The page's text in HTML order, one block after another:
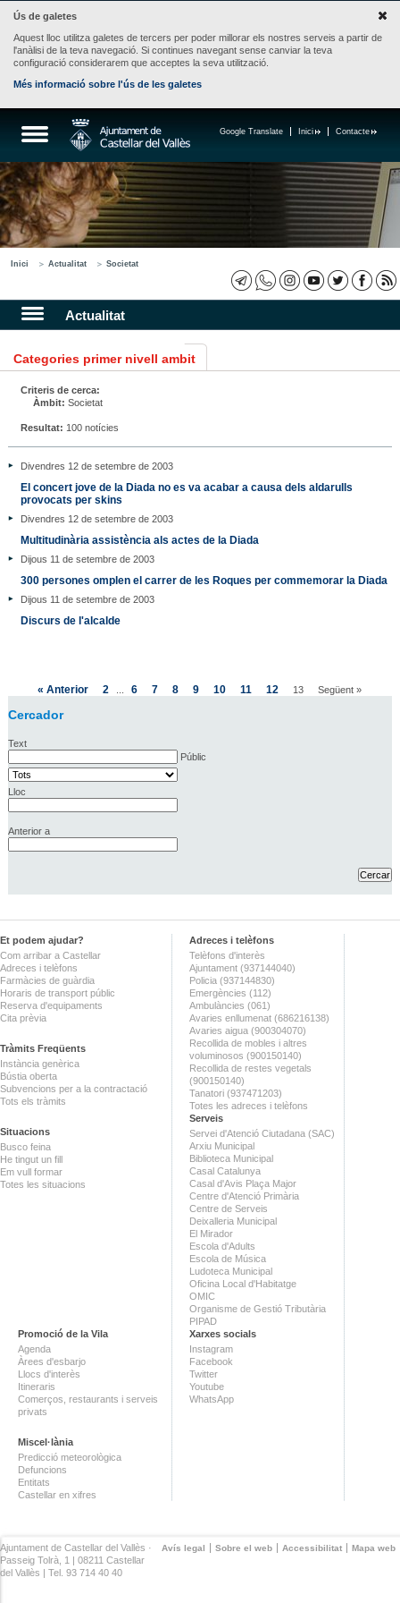
Ús de galetes
Aquest lloc utilitza galetes de tercers per poder millorar els nostres serveis a partir de
l'anàlisi de la teva navegació. Si continues navegant sense canviar la teva
configuració considerarem que acceptes la seva utilització.
Més informació sobre l'ús de les galetes
Contacte
Inici
Google Translate
Inici Actualitat Societat
Actualitat
Categories primer nivell ambit
Criteris de cerca:
Àmbit: Societat
Resultat: 100 notícies
Divendres 12 de setembre de 2003
El concert jove de la Diada no es va acabar a causa dels aldarulls
provocats per skins
Divendres 12 de setembre de 2003
Multitudinària assistència als actes de la Diada
Dijous 11 de setembre de 2003
300 persones omplen el carrer de les Roques per commemorar la Diada
Dijous 11 de setembre de 2003
Discurs de l'alcalde
« Anterior 2 6 7 8 9 10 11 12 13 Següent »
Cercador
Text
Públic
Lloc
Anterior a
Et podem ajudar?
Com arribar a Castellar
Adreces i telèfons
Farmàcies de guàrdia
Horaris de transport públic
Reserva d'equipaments
Cita prèvia
Tràmits Freqüents
Instància genèrica
Bústia oberta
Subvencions per a la contractació
Tots els tràmits
Situacions
Busco feina
He tingut un fill
Em vull formar
Totes les situacions
Adreces i telèfons
Telèfons d'interès
Ajuntament (937144040)
Policia (937144830)
Emergències (112)
Ambulàncies (061)
Avaries enllumenat (686216138)
Avaries aigua (900304070)
Recollida de mobles i altres
voluminosos (900150140)
Recollida de restes vegetals
(900150140)
Tanatori (937471203)
Totes les adreces i telèfons
Serveis
Servei d'Atenció Ciutadana (SAC)
Arxiu Municipal
Biblioteca Municipal
Casal Catalunya
Casal d'Avis Plaça Major
Centre d'Atenció Primària
Centre de Serveis
Deixalleria Municipal
El Mirador
Escola d'Adults
Escola de Música
Ludoteca Municipal
Oficina Local d'Habitatge
OMIC
Organisme de Gestió Tributària
PIPAD
Promoció de la Vila
Agenda
Àrees d'esbarjo
Llocs d'interès
Itineraris
Comerços, restaurants i serveis
privats
Miscel·lània
Predicció meteorològica
Defuncions
Entitats
Castellar en xifres
Xarxes socials
Instagram
Facebook
Twitter
Youtube
WhatsApp
Avís legal Sobre el web Accessibilitat Mapa web
Ajuntament de Castellar del Vallès ·
Passeig Tolrà, 1 | 08211 Castellar
del Vallès | Tel. 93 714 40 40